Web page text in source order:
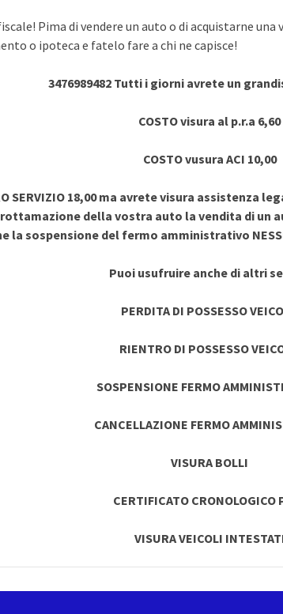
Pima di vendere un auto o di acquistarne
o ipoteca e fatelo fare a chi ne capisce!
3476989482 Tutti i giorni avrete un
COSTO visura al p.r.a 6,60
COSTO vusura ACI 10,00
SERVIZIO 18,00 ma avrete visura assistenza
della vostra auto la vendita di un
la sospensione del fermo amministrativo
Puoi usufruire anche di altri
PERDITA DI POSSESSO
RIENTRO DI POSSESSO
SOSPENSIONE FERMO
CANCELLAZIONE FERMO
VISURA BOLLI
CERTIFICATO CRONOLOGICO
VISURA VEICOLI